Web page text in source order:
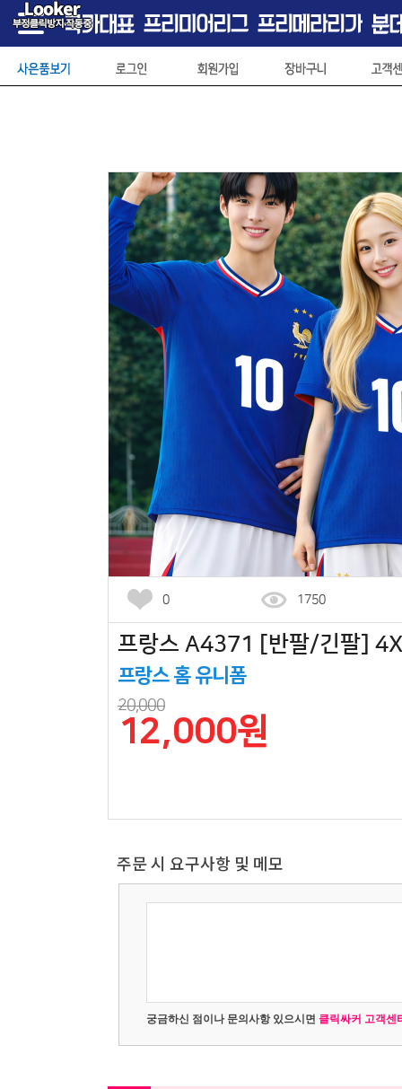
0 1750
프랑스 A4371 [반팔/긴팔]
프랑스 홈 유니폼
20,000
12,000원
주문 시 요구사항 및 메모
궁금하신 점이나 문의사항 있으시면 클릭싸커 고객센